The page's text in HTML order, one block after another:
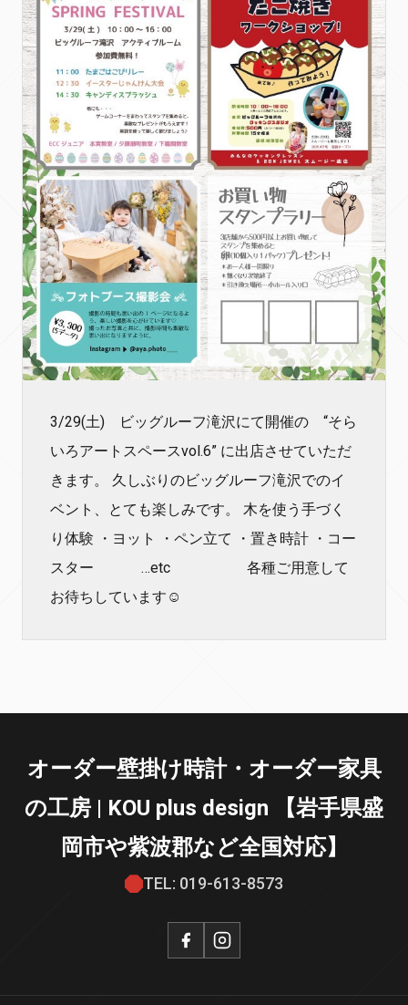
3/29(土) ビッグルーフ滝沢にて開催の “そら
いろアートスペースvol.6” に出店させていただ
きます。 久しぶりのビッグルーフ滝沢でのイ
ベント、とても楽しみです。 木を使う手づく
り体験 ・ヨット ・ペン立て ・置き時計 ・コー
スター …etc 各種ご用意して
お待ちしています☺️
オーダー壁掛け時計・オーダー家具
の工房 | KOU plus design 【岩手県盛
岡市や紫波郡など全国対応】
TEL: 019-613-8573